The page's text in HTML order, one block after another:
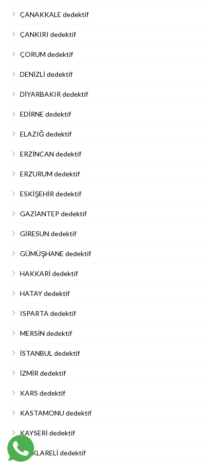
ÇANAKKALE dedektif
ÇANKIRI dedektif
ÇORUM dedektif
DENİZLİ dedektif
DİYARBAKIR dedektif
EDİRNE dedektif
ELAZIĞ dedektif
ERZİNCAN dedektif
ERZURUM dedektif
ESKİŞEHİR dedektif
GAZİANTEP dedektif
GİRESUN dedektif
GÜMÜŞHANE dedektif
HAKKARİ dedektif
HATAY dedektif
ISPARTA dedektif
MERSİN dedektif
İSTANBUL dedektif
İZMİR dedektif
KARS dedektif
KASTAMONU dedektif
KAYSERİ dedektif
KIRKLARELİ dedektif